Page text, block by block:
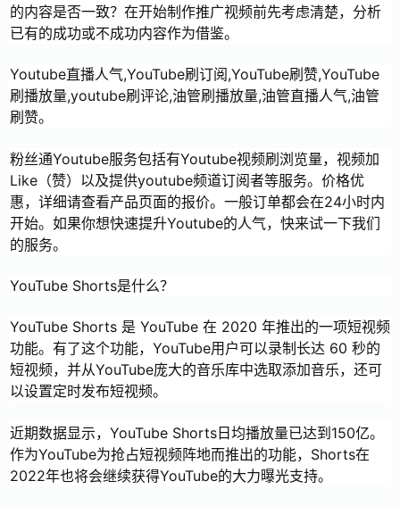
的内容是否一致？在开始制作推广视频前先考虑清楚，分析
已有的成功或不成功内容作为借鉴。
Youtube直播人气,YouTube刷订阅,YouTube刷赞,YouTube
刷播放量,youtube刷评论,油管刷播放量,油管直播人气,油管
刷赞。
粉丝通Youtube服务包括有Youtube视频刷浏览量，视频加
Like（赞）以及提供youtube频道订阅者等服务。价格优
惠，详细请查看产品页面的报价。一般订单都会在24小时内
开始。如果你想快速提升Youtube的人气，快来试一下我们
的服务。
YouTube Shorts是什么？
YouTube Shorts 是 YouTube 在 2020 年推出的一项短视频
功能。有了这个功能，YouTube用户可以录制长达 60 秒的
短视频，并从YouTube庞大的音乐库中选取添加音乐，还可
以设置定时发布短视频。
近期数据显示，YouTube Shorts日均播放量已达到150亿。
作为YouTube为抢占短视频阵地而推出的功能，Shorts在
2022年也将会继续获得YouTube的大力曝光支持。